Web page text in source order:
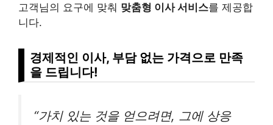
고객님의 요구에 맞춰 맞춤형 이사 서비스를 제공합
니다.
경제적인 이사, 부담 없는 가격으로 만족
을 드립니다!
“가치 있는 것을 얻으려면, 그에 상응